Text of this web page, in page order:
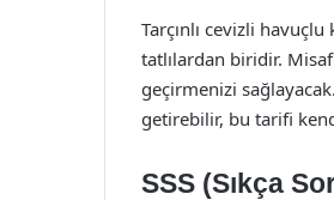
Tarçınlı cevizli
tatlılardan biridir.
geçirmenizi
getirebilir, bu tarifi
SSS (Sıkça